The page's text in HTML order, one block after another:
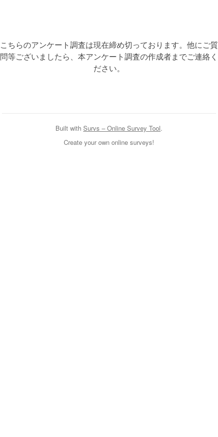
こちらのアンケート調査は現在締め切っております。他にご質
問等ございましたら、本アンケート調査の作成者までご連絡く
ださい。
Built with Survs – Online Survey Tool.
Create your own online surveys!